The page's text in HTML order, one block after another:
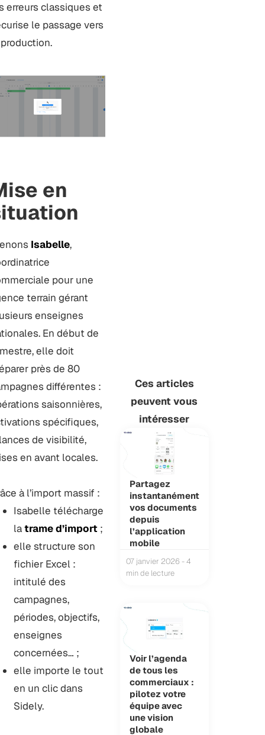
erreurs classiques et
le passage vers
en
Isabelle,
pour une
terrain gérant
enseignes
En début de
elle doit
près de 80
différentes :
saisonnières,
spécifiques,
de visibilité,
en avant locales.
à l’import massif :
Isabelle télécharge
latrame d’import;
elle structure son
fichier Excel :
intitulé des
campagnes,
périodes, objectifs,
enseignes
concernées… ;
elle importe le tout
en un clic dans
Sidely.
Ces articles
peuvent vous
intéresser
Partagez
instantanément
vos documents
depuis
l’application
mobile
07 janvier 2026 - 4
min de lecture
Voir l’agenda
de tous les
commerciaux :
pilotez votre
équipe avec
une vision
globale